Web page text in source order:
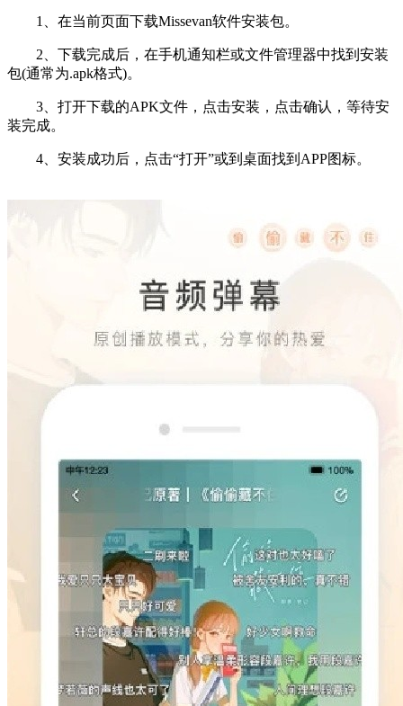
1、在当前页面下载Missevan软件安装包。
2、下载完成后，在手机通知栏或文件管理器中找到安装
包(通常为.apk格式)。
3、打开下载的APK文件，点击安装，点击确认，等待安
装完成。
4、安装成功后，点击“打开”或到桌面找到APP图标。